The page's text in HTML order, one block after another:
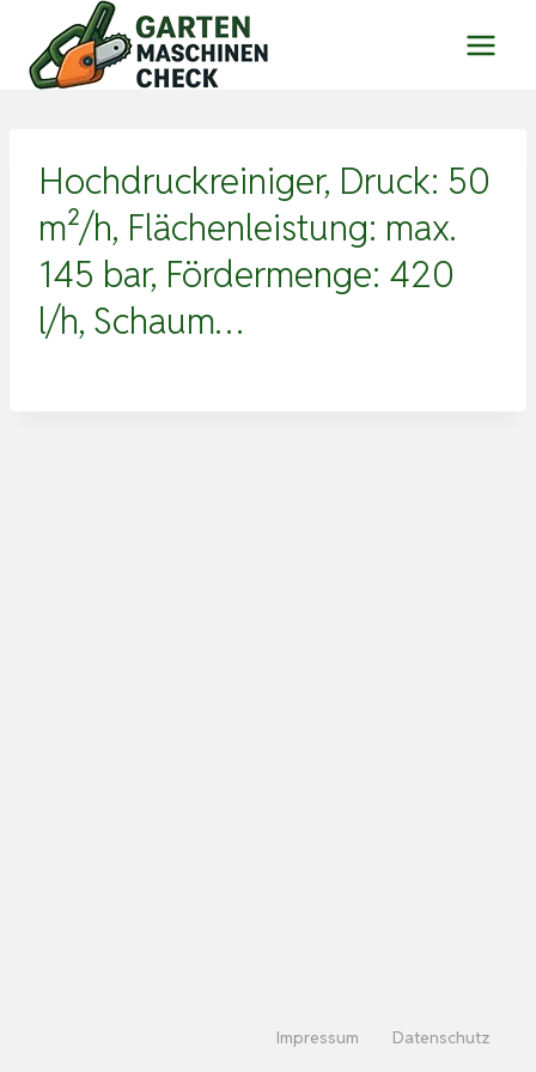
Inhalt
springen
Hochdruckreiniger, Druck: 50
m²/h, Flächenleistung: max.
145 bar, Fördermenge: 420
l/h, Schaum…
Impressum Datenschutz